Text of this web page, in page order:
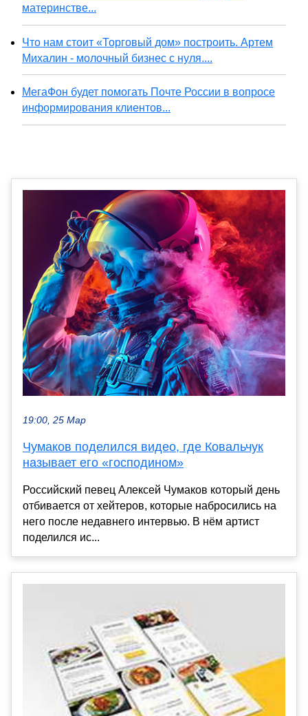
материнстве...
Что нам стоит «Торговый дом» построить. Артем
Михалин - молочный бизнес с нуля....
МегаФон будет помогать Почте России в вопросе
информирования клиентов...
19:00, 25 Мар
Чумаков поделился видео, где Ковальчук
называет его «господином»
Российский певец Алексей Чумаков который день
отбивается от хейтеров, которые набросились на
него после недавнего интервью. В нём артист
поделился ис...